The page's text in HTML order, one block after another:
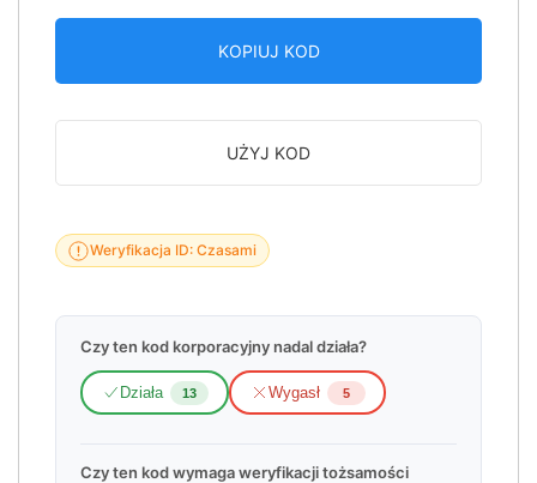
KOPIUJ KOD
UŻYJ KOD
Weryfikacja ID: Czasami
Czy ten kod korporacyjny nadal działa?
Działa 13 Wygasł 5
Czy ten kod wymaga weryfikacji tożsamości